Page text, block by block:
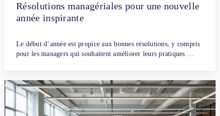
Résolutions managériales pour une nouvelle
année inspirante
Le début d’année est propice aux bonnes résolutions, y compris
pour les managers qui souhaitent améliorer leurs pratiques …